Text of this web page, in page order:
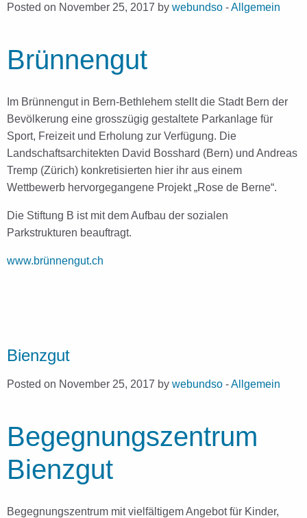
Posted on November 25, 2017 by webundso -Allgemein
Brünnengut
Im Brünnengut in Bern-Bethlehem stellt die Stadt Bern der
Bevölkerung eine grosszügig gestaltete Parkanlage für
Sport, Freizeit und Erholung zur Verfügung. Die
Landschaftsarchitekten David Bosshard (Bern) und Andreas
Tremp (Zürich) konkretisierten hier ihr aus einem
Wettbewerb hervorgegangene Projekt „Rose de Berne“.
Die Stiftung B ist mit dem Aufbau der sozialen
Parkstrukturen beauftragt.
www.brünnengut.ch
Bienzgut
Posted on November 25, 2017 by webundso -Allgemein
Begegnungszentrum
Bienzgut
Begegnungszentrum mit vielfältigem Angebot für Kinder,